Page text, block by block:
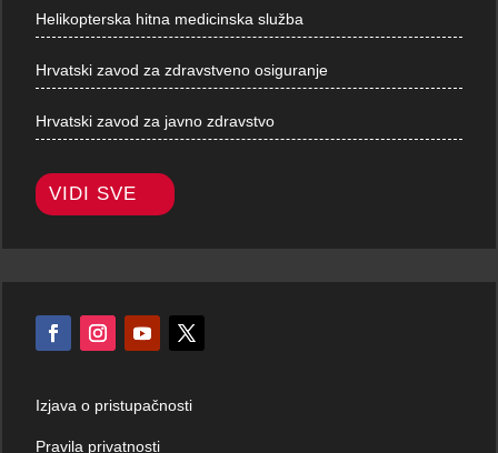
Helikopterska hitna medicinska služba
Hrvatski zavod za zdravstveno osiguranje
Hrvatski zavod za javno zdravstvo
VIDI SVE
Izjava o pristupačnosti
Pravila privatnosti